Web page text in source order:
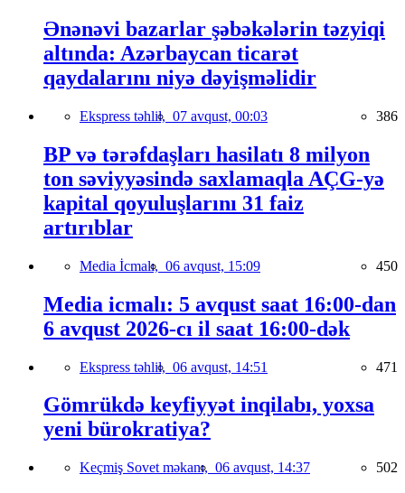
Ənənəvi bazarlar şəbəkələrin təzyiqi
altında: Azərbaycan ticarət
qaydalarını niyə dəyişməlidir
Ekspress təhlil, 07 avqust, 00:03 386
BP və tərəfdaşları hasilatı 8 milyon
ton səviyyəsində saxlamaqla AÇG-yə
kapital qoyuluşlarını 31 faiz
artırıblar
Media İcmalı, 06 avqust, 15:09 450
Media icmalı: 5 avqust saat 16:00-dan
6 avqust 2026-cı il saat 16:00-dək
Ekspress təhlil, 06 avqust, 14:51 471
Gömrükdə keyfiyyət inqilabı, yoxsa
yeni bürokratiya?
Keçmiş Sovet məkanı, 06 avqust, 14:37 502